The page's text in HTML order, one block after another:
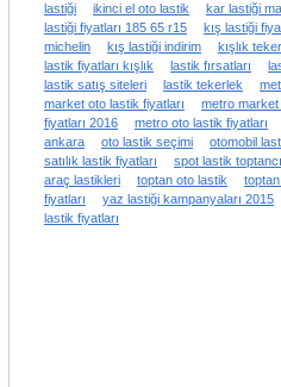
lastiği
ikinci el oto lastik kar lastiği
lastiği fiyatları 185 65 r15
kış lastiği
michelin
kış lastiği indirim kışlık teker
lastik fiyatları kışlık
lastik fırsatları
lastik satış siteleri
lastik tekerlek
market oto lastik fiyatları
metro market
fiyatları 2016
metro oto lastik fiyatları
ankara
oto lastik seçimi
otomobil
satılık lastik fiyatları
spot lastik
araç lastikleri
toptan oto lastik
fiyatları
yaz lastiği kampanyaları 2015
lastik fiyatları